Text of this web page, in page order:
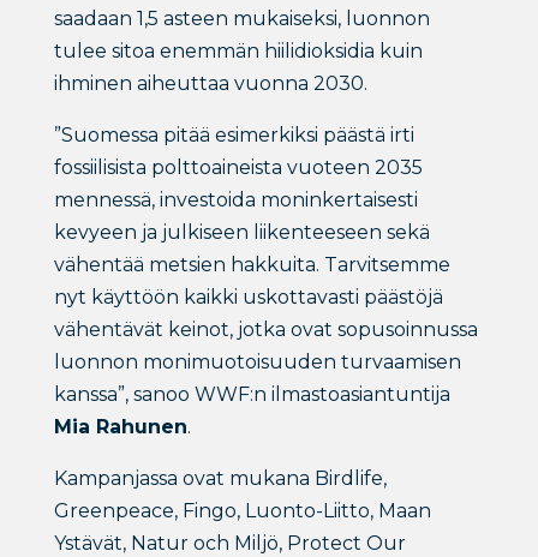
saadaan 1,5 asteen mukaiseksi, luonnon
tulee sitoa enemmän hiilidioksidia kuin
ihminen aiheuttaa vuonna 2030.
”Suomessa pitää esimerkiksi päästä irti
fossiilisista polttoaineista vuoteen 2035
mennessä, investoida moninkertaisesti
kevyeen ja julkiseen liikenteeseen sekä
vähentää metsien hakkuita. Tarvitsemme
nyt käyttöön kaikki uskottavasti päästöjä
vähentävät keinot, jotka ovat sopusoinnussa
luonnon monimuotoisuuden turvaamisen
kanssa”, sanoo WWF:n ilmastoasiantuntija
Mia Rahunen.
Kampanjassa ovat mukana Birdlife,
Greenpeace, Fingo, Luonto-Liitto, Maan
Ystävät, Natur och Miljö, Protect Our